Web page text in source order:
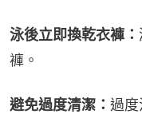
泳後立即換乾衣褲：
褲。
避免過度清潔： 過度